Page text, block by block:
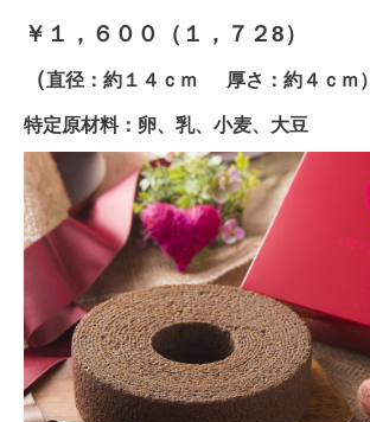
￥１，６００（１，７２8）
（直径：約１４ｃｍ 厚さ：約４ｃｍ）
特定原材料：卵、乳、小麦、大豆